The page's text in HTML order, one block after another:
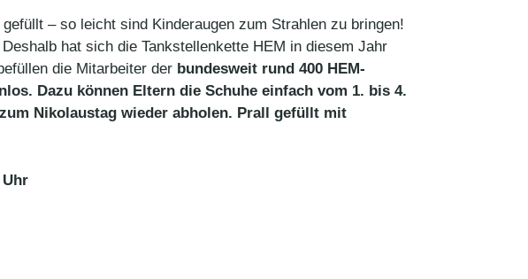
– so leicht sind Kinderaugen zum Strahlen zu bringen!
hat sich die Tankstellenkette HEM in diesem Jahr
die Mitarbeiter der bundesweit rund 400 HEM-
Dazu können Eltern die Schuhe einfach vom 1. bis 4.
Nikolaustag wieder abholen. Prall gefüllt mit
Uhr